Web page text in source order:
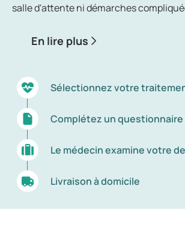
salle d'attente ni démarches
En lire plus
Sélectionnez votre
Complétez un questionnaire
Le médecin examine votre
Livraison à domicile